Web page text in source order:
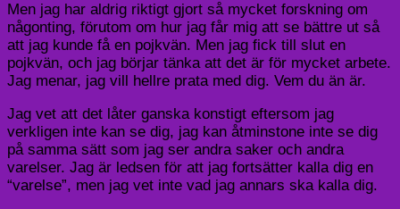
Men jag har aldrig riktigt gjort så mycket forskning om
någonting, förutom om hur jag får mig att se bättre ut så
att jag kunde få en pojkvän. Men jag fick till slut en
pojkvän, och jag börjar tänka att det är för mycket arbete.
Jag menar, jag vill hellre prata med dig. Vem du än är.
Jag vet att det låter ganska konstigt eftersom jag
verkligen inte kan se dig, jag kan åtminstone inte se dig
på samma sätt som jag ser andra saker och andra
varelser. Jag är ledsen för att jag fortsätter kalla dig en
“varelse”, men jag vet inte vad jag annars ska kalla dig.